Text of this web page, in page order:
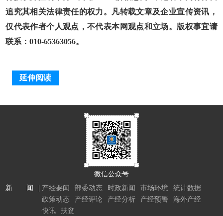
追究其相关法律责任的权力。凡转载文章及企业宣传资讯，
仅代表作者个人观点，不代表本网观点和立场。版权事宜请
联系：010-65363056。
延伸阅读
微信公众号
新 闻
产经要闻 部委动态 时政新闻 市场环境
统计数据
政策动态
产经评论 产经分析 产经预警
海外产经
快讯
扶贫